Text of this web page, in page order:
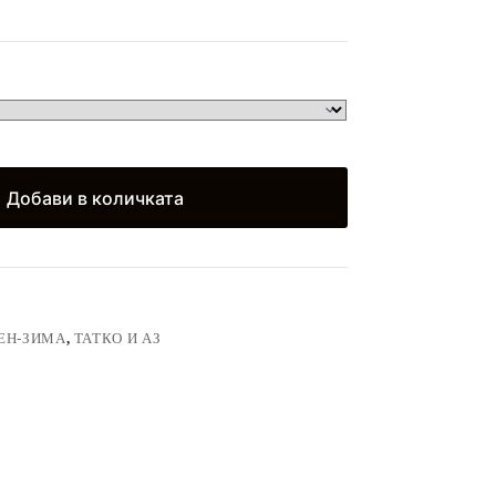
Добави в количката
ЗИМА, ТАТКО И АЗ